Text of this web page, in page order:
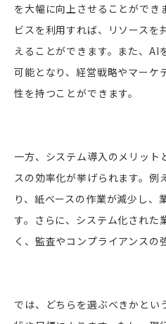
を大幅に向上させることができ
ビスを利用すれば、リソースを
えることができます。また、AI
可能となり、経営戦略やマーケ
性を持つことができます。
一方、システム導入のメリット
スの効率化が挙げられます。例
り、紙ベースの作業が減少し、
す。さらに、システム化された
く、監査やコンプライアンスの
では、どちらを選ぶべきかとい